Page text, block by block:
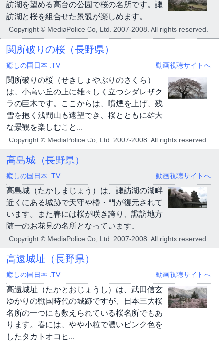
訪湖を望める高台の公園で桜の名所です。諏
訪湖と桜を組合せた景観が楽しめます。
Copyright © MediaPolice Co, Ltd. 2007-2008. All rights reserved.
関所破りの桜（長野県）
癒しの国日本 .TV 動画視聴サイトへ
関所破りの桜（せきしょやぶりのさくら）
は、小高い丘の上に雄々しく立つシダレザク
ラの巨木です。ここからは、噴煙を上げ、残
雪を抱く浅間山も遠望でき、桜とともに雄大
な景観を楽しむこと...
Copyright © MediaPolice Co, Ltd. 2007-2008. All rights reserved.
高島城（長野県）
癒しの国日本 .TV 動画視聴サイトへ
高島城（たかしまじょう）は、諏訪湖の湖畔
近くにある城跡で天守や櫓・門が復元されて
います。また春には桜が咲き誇り、諏訪地方
随一のお花見の名所となっています。
Copyright © MediaPolice Co, Ltd. 2007-2008. All rights reserved.
高遠城址（長野県）
癒しの国日本 .TV 動画視聴サイトへ
高遠城址（たかとおじょうし）は、武田信玄
ゆかりの戦国時代の城跡ですが、日本三大桜
名所の一つにも数えられている桜名所でもあ
ります。春には、やや小粒で濃いピンク色を
したタカトオコヒ...